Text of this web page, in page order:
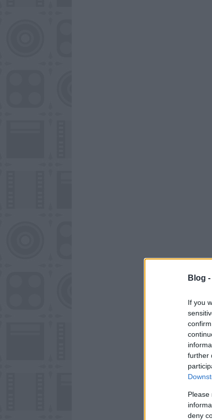
Blog -
If you
further
Please
deny